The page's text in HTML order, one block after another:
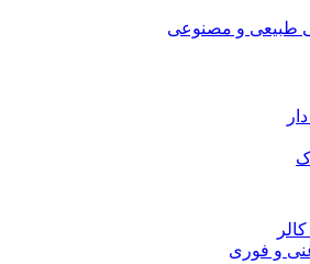
طبیعی و مصنوعی
و فوری